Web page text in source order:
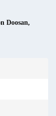
Doosan,